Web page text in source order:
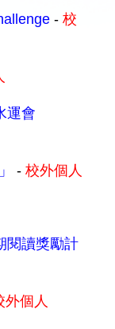
- 校
運會
- 校外個人
閱讀獎勵計
外個人